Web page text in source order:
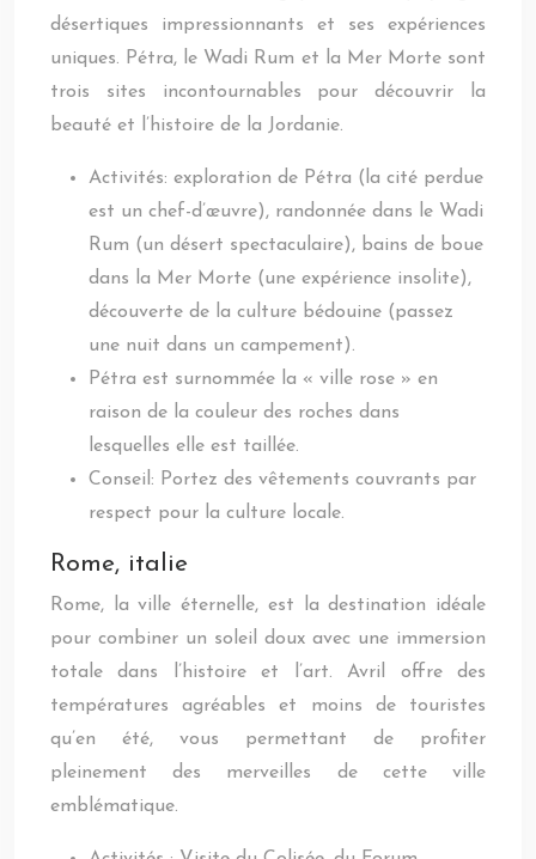
désertiques impressionnants et ses expériences
uniques. Pétra, le Wadi Rum et la Mer Morte sont
trois sites incontournables pour découvrir la
beauté et l’histoire de la Jordanie.
Activités: exploration de Pétra (la cité perdue
est un chef-d’œuvre), randonnée dans le Wadi
Rum (un désert spectaculaire), bains de boue
dans la Mer Morte (une expérience insolite),
découverte de la culture bédouine (passez
une nuit dans un campement).
Pétra est surnommée la « ville rose » en
raison de la couleur des roches dans
lesquelles elle est taillée.
Conseil: Portez des vêtements couvrants par
respect pour la culture locale.
Rome, italie
Rome, la ville éternelle, est la destination idéale
pour combiner un soleil doux avec une immersion
totale dans l’histoire et l’art. Avril offre des
températures agréables et moins de touristes
qu’en été, vous permettant de profiter
pleinement des merveilles de cette ville
emblématique.